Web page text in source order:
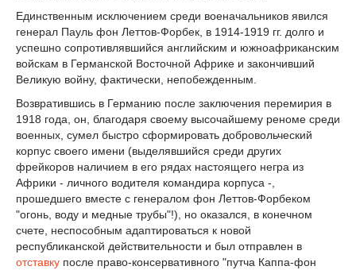
Единственным исключением среди военачальников явился
генерал Пауль фон Леттов-Форбек, в 1914-1919 гг. долго и
успешно сопротивлявшийся английским и южноафриканским
войскам в Германской Восточной Африке и закончивший
Великую войну, фактически, непобежденным.
Возвратившись в Германию после заключения перемирия в
1918 года, он, благодаря своему высочайшему реноме среди
военных, сумел быстро сформировать добровольческий
корпус своего имени (выделявшийся среди других
фрейкоров наличием в его рядах настоящего негра из
Африки - личного водителя командира корпуса -,
прошедшего вместе с генералом фон Леттов-Форбеком
"огонь, воду и медные трубы"!), но оказался, в конечном
счете, неспособным адаптироваться к новой
республиканской действительности и был отправлен в
отставку после право-консервативного "путча Каппа-фон